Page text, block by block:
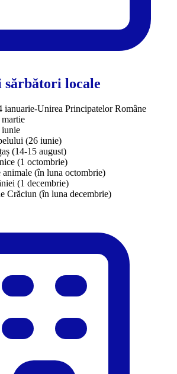
sărbători locale
ianuarie-Unirea Principatelor Române
iunie
(26 iunie)
(14-15 august)
(1 octombrie)
(în luna octombrie)
(1 decembrie)
Crăciun (în luna decembrie)